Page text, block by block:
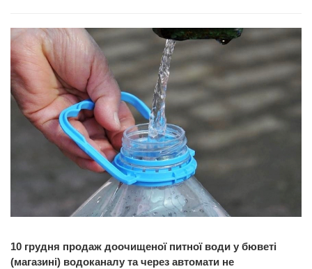
10 грудня продаж доочищеної питної води у бюветі
(магазині) водоканалу та через автомати не